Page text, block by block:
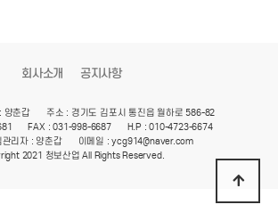
회사소개 공지사항
양춘갑
주소 : 경기도 김포시 통진읍 월하로 586-82
FAX : 031-998-6687
H.P : 010-4723-6674
관리자 : 양춘갑
이메일 : ycg914@naver.com
2021 청보산업 All Rights Reserved.